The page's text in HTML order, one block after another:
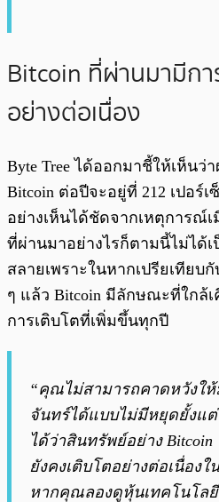
Bitcoin ที่ผ่านมามีก
อย่างต่อเนื่อง
Byte Tree ได้ออกมาชี้ให้เห็น
Bitcoin ต่อปีจะอยู่ที่ 212 เปอร์
อย่างเห็นได้ชัดจากเหตุการณ์
ที่ผ่านมาอย่างไรก็ตามนี้ไม่ได้
สลายเพราะในหากเปรียเทีย
ๆ แล้ว Bitcoin มีลักษณะที่ใกล้
การเติบโตที่เพิ่มขึ้นทุกปี
“คุณไม่สามารถคาดหวังให้
จันทร์ได้แบบไม่มีหยุดยั้งแ
ได้ว่าสินทรัพย์อย่าง
ยังคงเติบโตอย่างต่อเนื่อง
หากคุณลองดูหุ้นเทคโนโล